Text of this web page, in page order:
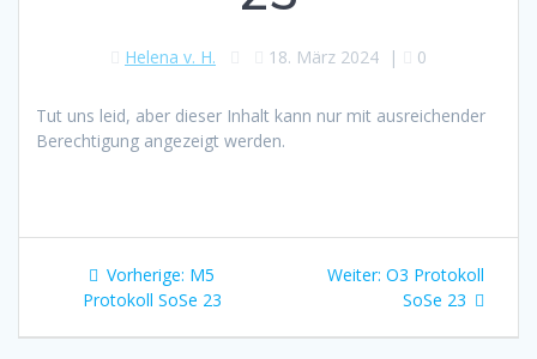
Helena v. H. 18. März 2024 | 0
Tut uns leid, aber dieser Inhalt kann nur mit ausreichender
Berechtigung angezeigt werden.
Beitragsnavigation
Vorherige: Vorheriger
Beitrag:
M5
Protokoll SoSe 23
Weiter: Nächster
Beitrag:
O3 Protokoll
SoSe 23